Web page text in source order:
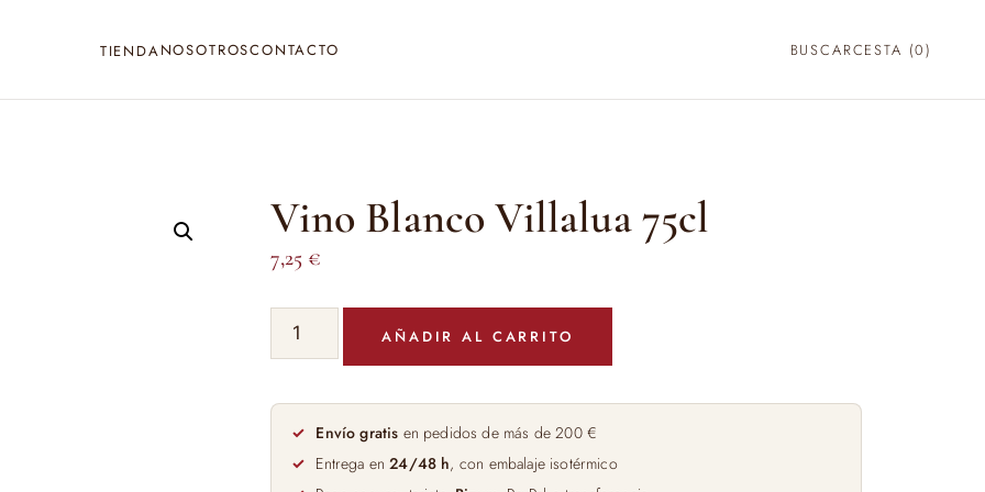
TIENDANOSOTROSCONTACTO BUSCARCESTA (0)
Vino Blanco Villalua 75cl
7,25 €
Vino
Blanco
75cl
cantidad
AÑADIR AL CARRITO
Envío gratis en pedidos de más de 200 €
Entrega en24/48 h, con embalaje isotérmico